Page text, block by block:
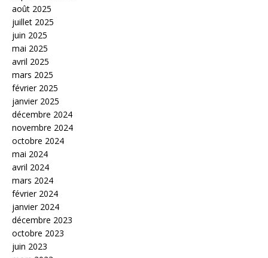
août 2025
juillet 2025
juin 2025
mai 2025
avril 2025
mars 2025
février 2025
janvier 2025
décembre 2024
novembre 2024
octobre 2024
mai 2024
avril 2024
mars 2024
février 2024
janvier 2024
décembre 2023
octobre 2023
juin 2023